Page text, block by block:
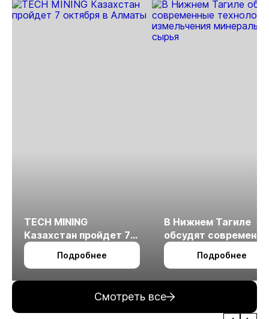
TECH MINING
Казахстан пройдет 7
октября в Алматы
Подробнее
В Нижнем Тагиле
обсудят
технологии
измельчения
Подробнее
Смотреть все